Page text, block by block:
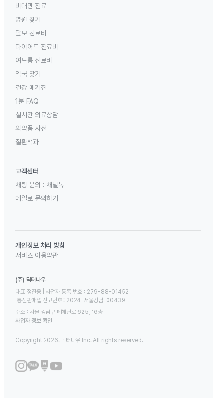
비대면 진료
병원 찾기
탈모 진료비
다이어트 진료비
여드름 진료비
약국 찾기
건강 매거진
1분 FAQ
실시간 의료상담
의약품 사전
질환백과
고객센터
채팅 문의 : 채널톡
메일로 문의하기
개인정보 처리 방침
서비스 이용약관
(주) 닥터나우
대표 정진웅 | 사업자 등록 번호 : 279-88-01452
통신판매업 신고번호 : 2024-서울강남-00439
주소 : 서울 강남구 테헤란로 625, 16층
사업자 정보 확인
Copyright 2026. 닥터나우 Inc. All rights reserved.